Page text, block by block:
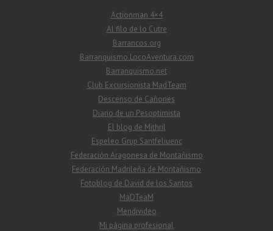
Actionman 4×4
Al filo de lo Cutre
Barrancos.org
Barranquismo.LocoAventura.com
Barranquismo.net
Club Excursionista MadTeam
Descenso de Cañones
Diario de un Pesoptimista
El blog de Mithril
Espeleo Grup Santfeliuenc
Federación Aragonesa de Montañismo
Federación Madrileña de Montañismo
Fotoblog de David de los Santos
MaDTeaM
Mendivideo
Mi página profesional